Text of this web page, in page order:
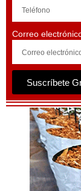
Correo
Suscríbete